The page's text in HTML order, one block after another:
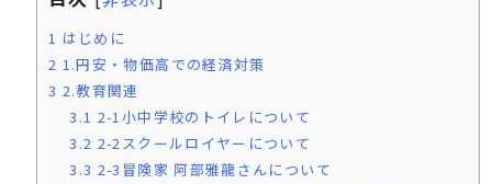
1 はじめに
2 1.円安・物価高での経済対策
3 2.教育関連
3.1 2-1小中学校のトイレについて
3.2 2-2スクールロイヤーについて
3.3 2-3冒険家 阿部雅龍さんについて